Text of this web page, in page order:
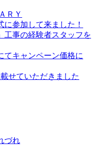
ＲＹ
参加して来ました！
工事の経験者スタッフを
てキャンペーン価格に
せていただきました
づれ